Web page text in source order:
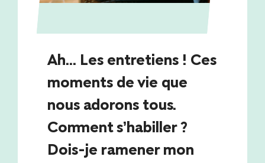
Ah... Les entretiens ! Ces
moments de vie que
nous adorons tous.
Comment s’habiller ?
Dois-je ramener mon